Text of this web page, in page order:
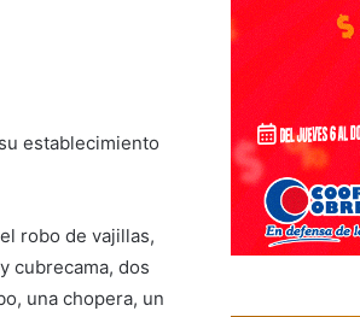
establecimiento
robo de vajillas,
cubrecama, dos
una chopera, un